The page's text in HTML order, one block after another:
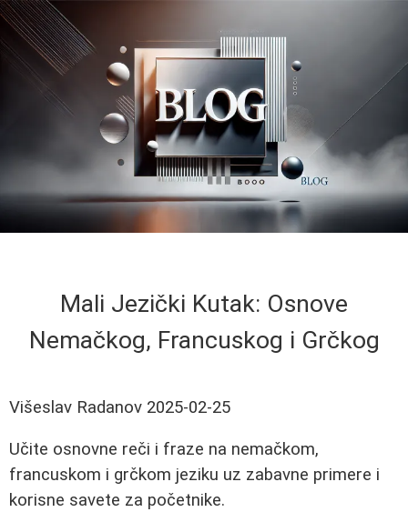
Mali Jezički Kutak: Osnove
Nemačkog, Francuskog i Grčkog
Višeslav Radanov 2025-02-25
Učite osnovne reči i fraze na nemačkom,
francuskom i grčkom jeziku uz zabavne primere i
korisne savete za početnike.